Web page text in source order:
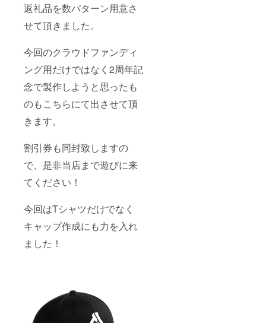
返礼品を数パターン用意さ
せて頂きました。
今回のクラウドファンディ
ング用だけではなく2周年記
念で製作しようと思ったも
のもこちらにて出させて頂
きます。
割引券も同封致しますの
で、是非当店まで遊びに来
てください！
今回はTシャツだけでなく
キャップ作成にも力を入れ
ました！